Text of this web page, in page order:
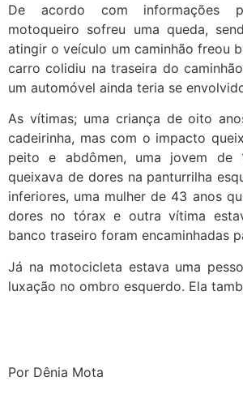
De acordo com informações
motoqueiro sofreu uma queda,
atingir o veículo um caminhão freou
carro colidiu na traseira do
um automóvel ainda teria se
As vítimas; uma criança de oito
cadeirinha, mas com o impacto
peito e abdômen, uma jovem de
queixava de dores na panturrilha
inferiores, uma mulher de 43 anos
dores no tórax e outra vítima
banco traseiro foram encaminhadas
Já na motocicleta estava uma
luxação no ombro esquerdo. Ela
Por Dênia Mota